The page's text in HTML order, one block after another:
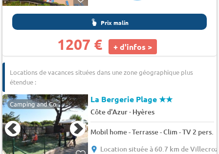
Prix malin
1207 € + d'infos >
Locations de vacances situées dans une zone géographique plus
étendue :
Camping and Co La Bergerie Plage★★
Côte d'Azur- Hyères
Mobil home - Terrasse - Clim - TV 2 pers.
Location située à 60.7 km de